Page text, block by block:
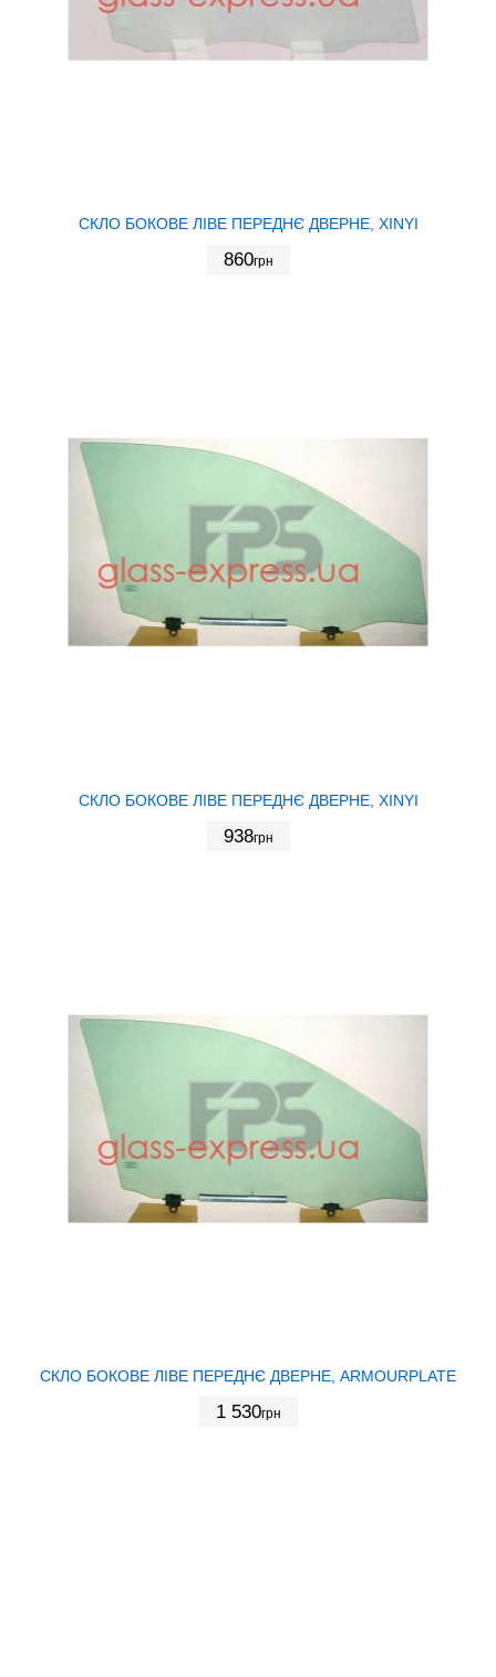
СКЛО БОКОВЕ ЛІВЕ ПЕРЕДНЄ ДВЕРНЕ, XINYI
860грн
СКЛО БОКОВЕ ЛІВЕ ПЕРЕДНЄ ДВЕРНЕ, XINYI
938грн
СКЛО БОКОВЕ ЛІВЕ ПЕРЕДНЄ ДВЕРНЕ, ARMOURPLATE
1 530грн